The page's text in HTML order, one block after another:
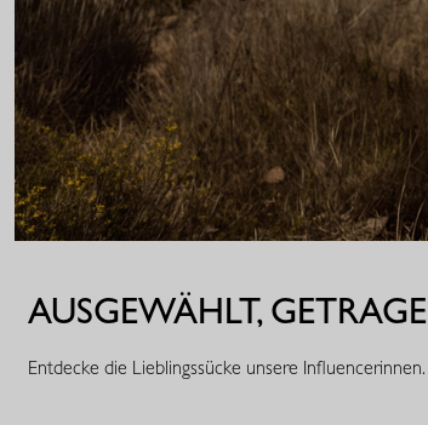
AUSGEWÄHLT,
Entdecke die Lieblingssücke unsere